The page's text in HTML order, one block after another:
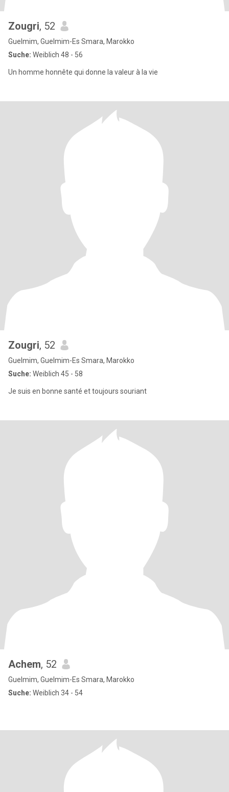
Zougri, 52
Guelmim, Guelmim-Es Smara, Marokko
Suche: Weiblich 48 - 56
Un homme honnête qui donne la valeur à la vie
Zougri, 52
Guelmim, Guelmim-Es Smara, Marokko
Suche: Weiblich 45 - 58
Je suis en bonne santé et toujours souriant
Achem, 52
Guelmim, Guelmim-Es Smara, Marokko
Suche: Weiblich 34 - 54